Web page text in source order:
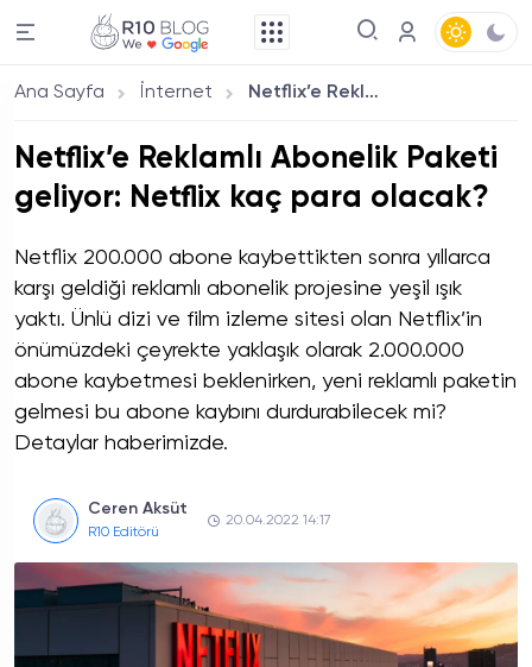
Ana Sayfa İnternet Netflix’e Reklamlı Abonelik Paketi geliyor: Netflix kaç para olacak?
Netflix’e Reklamlı Abonelik Paketi
geliyor: Netflix kaç para olacak?
Netflix 200.000 abone kaybettikten sonra yıllarca
karşı geldiği reklamlı abonelik projesine yeşil ışık
yaktı. Ünlü dizi ve film izleme sitesi olan Netflix’in
önümüzdeki çeyrekte yaklaşık olarak 2.000.000
abone kaybetmesi beklenirken, yeni reklamlı paketin
gelmesi bu abone kaybını durdurabilecek mi?
Detaylar haberimizde.
Ceren Aksüt
R10 Editörü
20.04.2022 14:17